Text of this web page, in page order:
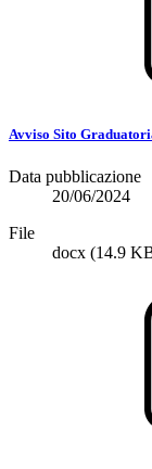
Avviso Sito
Data pubblicazione
20/06/2024
File
docx (14.9